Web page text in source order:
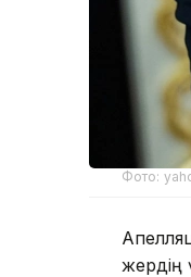
Фото:
жердің